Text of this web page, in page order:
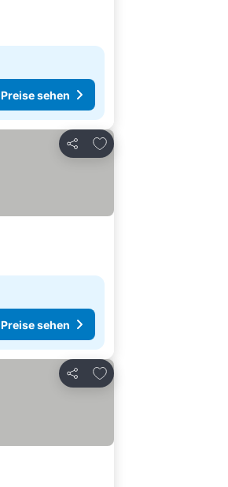
Preise sehen
Teilen
Zu Favoriten hinzufügen
Preise sehen
Teilen
Zu Favoriten hinzufügen